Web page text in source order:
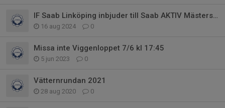
IF Saab Linköping inbjuder till Saab AKTIV Mästerskap i Cykel
16 aug 2024 0
Missa inte Viggenloppet 7/6 kl 17:45
5 jun 2023 0
Vätternrundan 2021
28 aug 2020 0